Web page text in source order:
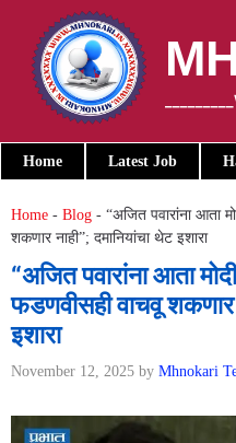
content
Home Latest Job
Home - Blog - “अजित पवारांना आता
शकणार नाही”; दमानियांचा थेट इशारा
“अजित पवारांना आता
फडणवीसही वाचवू शकणार
इशारा
November 12, 2025 by Mhnokari